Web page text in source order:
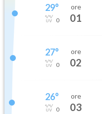
29°
0
ore
01
27°
0
ore
02
26°
0
ore
03